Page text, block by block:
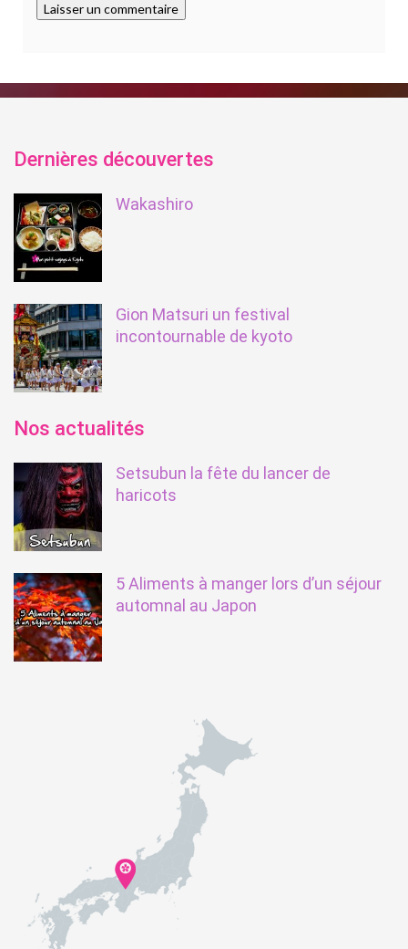
Dernières découvertes
Wakashiro
Gion Matsuri un festival
incontournable de kyoto
Nos actualités
Setsubun la fête du lancer de
haricots
5 Aliments à manger lors d’un séjour
automnal au Japon